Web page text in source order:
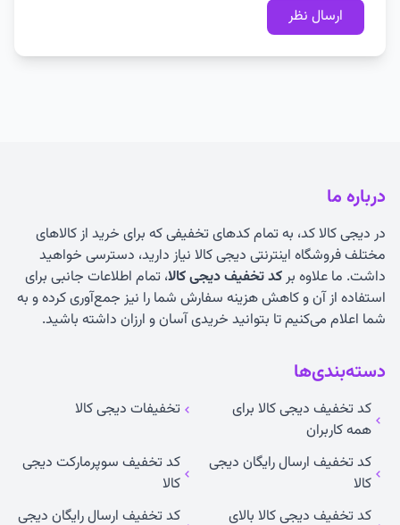
درباره ما
در دیجی کالا کد، به تمام کدهای تخفیفی که برای خرید از کالاهای
مختلف فروشگاه اینترنتی دیجی کالا نیاز دارید، دسترسی خواهید
داشت. ما علاوه برکد تخفیف دیجی کالا، تمام اطلاعات جانبی برای
استفاده از آن و کاهش هزینه سفارش شما را نیز جمع‌آوری کرده و به
شما اعلام می‌کنیم تا بتوانید خریدی آسان و ارزان داشته باشید.
دسته‌بندی‌ها
کد تخفیف دیجی کالا برای
همه کاربران
تخفیفات دیجی کالا
کد تخفیف ارسال رایگان دیجی
کالا
کد تخفیف سوپرمارکت دیجی
کالا
کد تخفیف دیجی کالا بالای
کد تخفیف ارسال رایگان دیجی